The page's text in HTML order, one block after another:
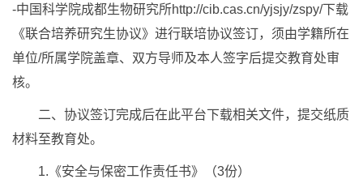
-中国科学院成都生物研究所http://cib.cas.cn/yjsjy/zspy/下载
《联合培养研究生协议》进行联培协议签订，须由学籍所在
单位/所属学院盖章、双方导师及本人签字后提交教育处审
核。
二、协议签订完成后在此平台下载相关文件，提交纸质
材料至教育处。
1.《安全与保密工作责任书》（3份）